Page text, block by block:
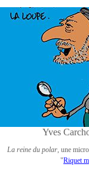
Yves
La reine du polar, une
"Riquet